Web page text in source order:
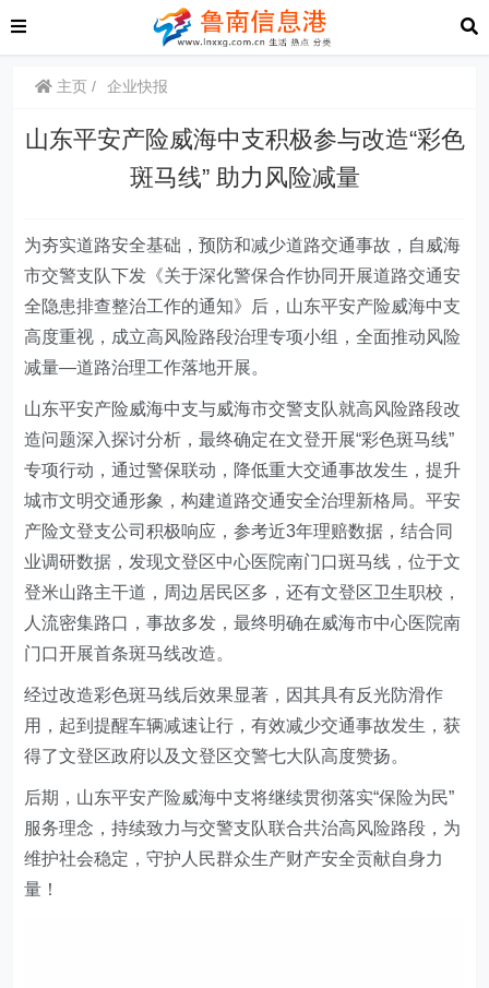
主页 企业快报
山东平安产险威海中支积极参与改造“彩色
斑马线” 助力风险减量
为夯实道路安全基础，预防和减少道路交通事故，自威海
市交警支队下发《关于深化警保合作协同开展道路交通安
全隐患排查整治工作的通知》后，山东平安产险威海中支
高度重视，成立高风险路段治理专项小组，全面推动风险
减量—道路治理工作落地开展。
山东平安产险威海中支与威海市交警支队就高风险路段改
造问题深入探讨分析，最终确定在文登开展“彩色斑马线”
专项行动，通过警保联动，降低重大交通事故发生，提升
城市文明交通形象，构建道路交通安全治理新格局。平安
产险文登支公司积极响应，参考近3年理赔数据，结合同
业调研数据，发现文登区中心医院南门口斑马线，位于文
登米山路主干道，周边居民区多，还有文登区卫生职校，
人流密集路口，事故多发，最终明确在威海市中心医院南
门口开展首条斑马线改造。
经过改造彩色斑马线后效果显著，因其具有反光防滑作
用，起到提醒车辆减速让行，有效减少交通事故发生 ，获
得了文登区政府以及文登区交警七大队高度赞扬。
后期，山东平安产险威海中支将继续贯彻落实“保险为民”
服务理念，持续致力与交警支队联合共治高风险路段，为
维护社会稳定，守护人民群众生产财产安全贡献自身力
量！